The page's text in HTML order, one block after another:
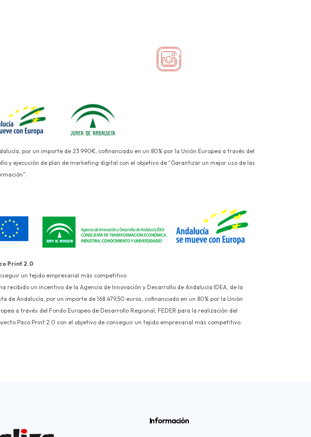
por un importe de 23.990€, cofinanciado en un 80% por la Unión Europea a través del
y ejecución de plan de marketing digital con el objetivo de “Garantizar un mejor uso de las
Print 2.0
un tejido empresarial más competitivo
recibido un incentivo de la Agencia de Innovación y Desarrollo de Andalucía IDEA, de la
de Andalucía, por un importe de 168.479,50 euros, cofinanciado en un 80% por la Unión
a través del Fondo Europeo de Desarrollo Regional, FEDER para la realización del
Paco Print 2.0 con el objetivo de conseguir un tejido empresarial más competitivo.
Información